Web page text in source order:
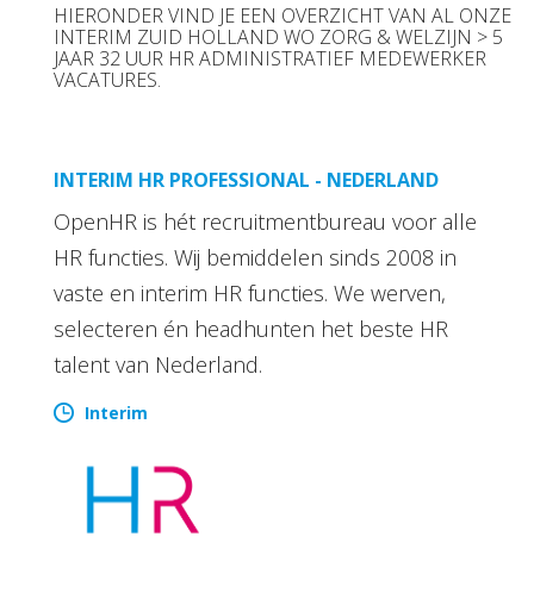
HIERONDER VIND JE EEN OVERZICHT VAN AL ONZE
INTERIM ZUID HOLLAND WO ZORG & WELZIJN > 5
JAAR 32 UUR HR ADMINISTRATIEF MEDEWERKER
VACATURES.
INTERIM HR PROFESSIONAL - NEDERLAND
OpenHR is hét recruitmentbureau voor alle
HR functies. Wij bemiddelen sinds 2008 in
vaste en interim HR functies. We werven,
selecteren én headhunten het beste HR
talent van Nederland.
Interim